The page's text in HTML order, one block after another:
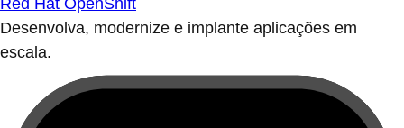
Red Hat OpenShift
Desenvolva, modernize e implante aplicações em
escala.